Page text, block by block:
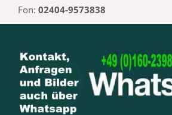
Fon: 02404-9573838